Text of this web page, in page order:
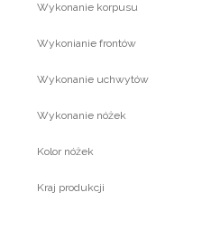
Wykonanie korpusu
Wykonianie frontów
Wykonanie uchwytów
Wykonanie nóżek
Kolor nóżek
Kraj produkcji